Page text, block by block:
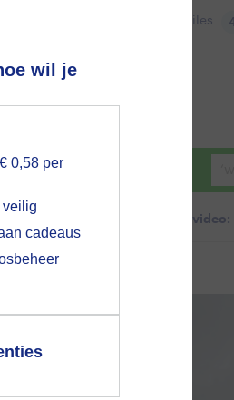
wil je
0,58 per
veilig
cadeaus
Files 4
Zoeken in foto & video:
voor
op hebt
pop-up uit